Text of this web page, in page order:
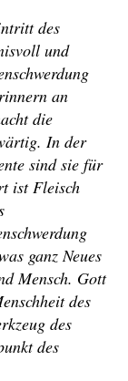
des
und
an
die
In der
sind sie für
ist Fleisch
ganz Neues
Mensch. Gott
des
des
des